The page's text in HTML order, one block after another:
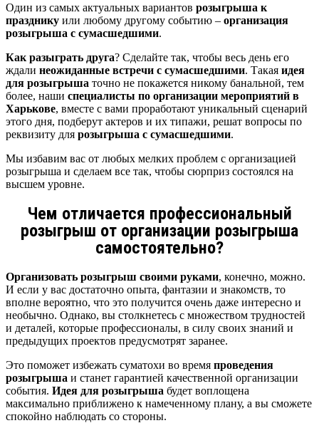
Один из самых актуальных вариантов розыгрыша к
празднику или любому другому событию – организация
розыгрыша с сумасшедшими.
Как разыграть друга? Сделайте так, чтобы весь день его
ждали неожиданные встречи с сумасшедшими. Такая идея
для розыгрыша точно не покажется никому банальной, тем
более, наши специалисты по организации мероприятий в
Харькове, вместе с вами проработают уникальный сценарий
этого дня, подберут актеров и их типажи, решат вопросы по
реквизиту для розыгрыша с сумасшедшими.
Мы избавим вас от любых мелких проблем с организацией
розыгрыша и сделаем все так, чтобы сюрприз состоялся на
высшем уровне.
Чем отличается профессиональный
розыгрыш от организации розыгрыша
самостоятельно?
Организовать розыгрыш своими руками, конечно, можно.
И если у вас достаточно опыта, фантазии и знакомств, то
вполне вероятно, что это получится очень даже интересно и
необычно. Однако, вы столкнетесь с множеством трудностей
и деталей, которые профессионалы, в силу своих знаний и
предыдущих проектов предусмотрят заранее.
Это поможет избежать суматохи во время проведения
розыгрыша и станет гарантией качественной организации
события. Идея для розыгрыша будет воплощена
максимально приближено к намеченному плану, а вы сможете
спокойно наблюдать со стороны.